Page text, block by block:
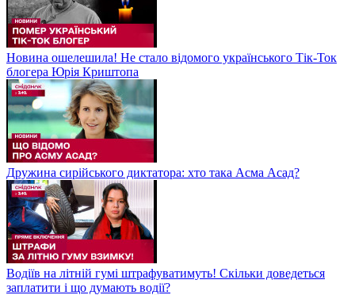
Новина ошелешила! Не стало відомого українського Тік-Ток
блогера Юрія Криштопа
Дружина сирійського диктатора: хто така Асма Асад?
Водіїв на літній гумі штрафуватимуть! Скільки доведеться
заплатити і що думають водії?